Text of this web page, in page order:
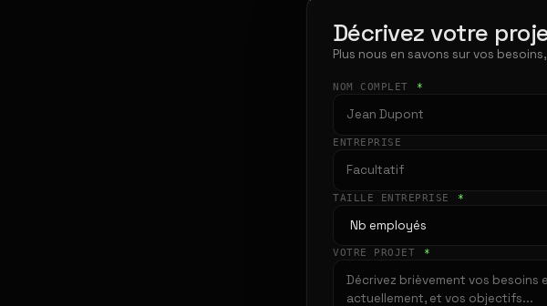
Décrivez votre
Plus nous en savons sur vos
NOM COMPLET *
ENTREPRISE
TAILLE ENTREPRISE *
VOTRE PROJET *